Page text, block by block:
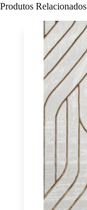
Produtos Relacionados